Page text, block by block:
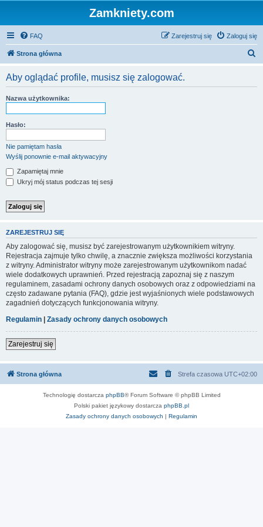
Zamkniety.com
FAQ Zaloguj się
Zarejestruj się
Strona główna
Aby oglądać profile, musisz się zalogować.
Nazwa użytkownika:
Hasło:
Nie pamiętam hasła
Wyślij ponownie e-mail aktywacyjny
Zapamiętaj mnie
Ukryj mój status podczas tej sesji
ZAREJESTRUJ SIĘ
Aby zalogować się, musisz być zarejestrowanym użytkownikiem witryny.
Rejestracja zajmuje tylko chwilę, a znacznie zwiększa możliwości korzystania
z witryny. Administrator witryny może zarejestrowanym użytkownikom nadać
wiele dodatkowych uprawnień. Przed rejestracją zapoznaj się z naszym
regulaminem, zasadami ochrony danych osobowych oraz z odpowiedziami na
często zadawane pytania (FAQ), gdzie jest wyjaśnionych wiele podstawowych
zagadnień dotyczących funkcjonowania witryny.
Regulamin | Zasady ochrony danych osobowych
Zarejestruj się
Strona główna Strefa czasowa UTC+02:00
Technologię dostarcza phpBB® Forum Software © phpBB Limited
Polski pakiet językowy dostarcza phpBB.pl
Zasady ochrony danych osobowych | Regulamin